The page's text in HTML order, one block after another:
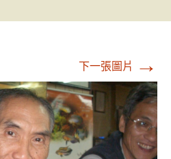
下一張圖片 →